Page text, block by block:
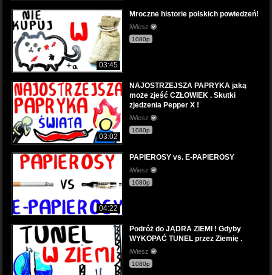
03:45
Mroczne historie polskich powiedzeń!
iWiesz
1080p
03:02
NAJOSTRZEJSZA PAPRYKA jaką
może zjeść CZŁOWIEK . Skutki
zjedzenia Pepper X !
iWiesz
1080p
04:22
PAPIEROSY vs. E-PAPIEROSY
iWiesz
1080p
Podróż do JĄDRA ZIEMI ! Gdyby
WYKOPAĆ TUNEL przez Ziemię .
iWiesz
1080p